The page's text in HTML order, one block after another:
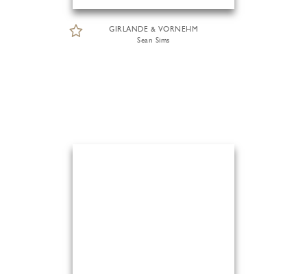
GIRLANDE & VORNEHM
Sean Sims